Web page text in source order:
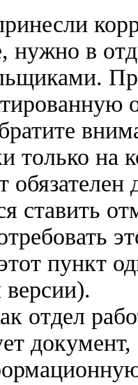
нужно в
только на
ставить
пункт
отдел